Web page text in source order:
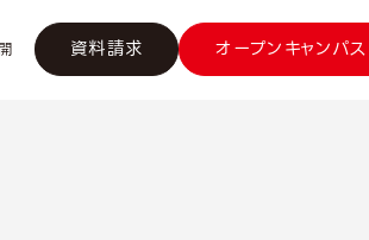
資料請求 オープンキャンパス